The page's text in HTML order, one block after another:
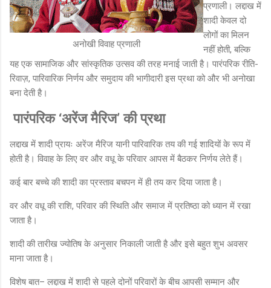
अनोखी विवाह प्रणाली
प्रणाली। लद्दाख में
शादी केवल दो
लोगों का मिलन
नहीं होती, बल्कि
यह एक सामाजिक और सांस्कृतिक उत्सव की तरह मनाई जाती है। पारंपरिक रीति-
रिवाज़, पारिवारिक निर्णय और समुदाय की भागीदारी इस प्रथा को और भी अनोखा
बना देती है।
पारंपरिक ‘अरेंज मैरिज’ की प्रथा
लद्दाख में शादी प्रायः अरेंज मैरिज यानी पारिवारिक तय की गई शादियों के रूप में
होती है। विवाह के लिए वर और वधू के परिवार आपस में बैठकर निर्णय लेते हैं।
कई बार बच्चे की शादी का प्रस्ताव बचपन में ही तय कर दिया जाता है।
वर और वधू की राशि, परिवार की स्थिति और समाज में प्रतिष्ठा को ध्यान में रखा
जाता है।
शादी की तारीख ज्योतिष के अनुसार निकाली जाती है और इसे बहुत शुभ अवसर
माना जाता है।
विशेष बात– लद्दाख में शादी से पहले दोनों परिवारों के बीच आपसी सम्मान और